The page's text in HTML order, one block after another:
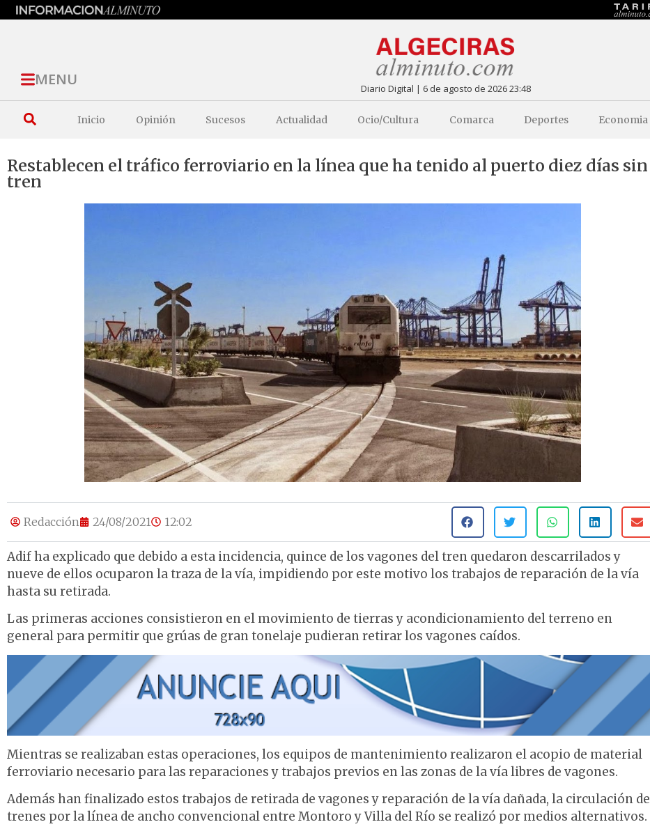
MENU Diario Digital | 6 de agosto de 2026 23:48
Inicio Opinión Sucesos Actualidad Ocio/Cultura Comarca Deportes Economia
Restablecen el tráfico ferroviario en la línea que ha tenido al puerto diez días sin
tren
Redacción 24/08/2021 12:02
Adif ha explicado que debido a esta incidencia, quince de los vagones del tren quedaron descarrilados y
nueve de ellos ocuparon la traza de la vía, impidiendo por este motivo los trabajos de reparación de la vía
hasta su retirada.
Las primeras acciones consistieron en el movimiento de tierras y acondicionamiento del terreno en
general para permitir que grúas de gran tonelaje pudieran retirar los vagones caídos.
Mientras se realizaban estas operaciones, los equipos de mantenimiento realizaron el acopio de material
ferroviario necesario para las reparaciones y trabajos previos en las zonas de la vía libres de vagones.
Además han finalizado estos trabajos de retirada de vagones y reparación de la vía dañada, la circulación de
trenes por la línea de ancho convencional entre Montoro y Villa del Río se realizó por medios alternativos.